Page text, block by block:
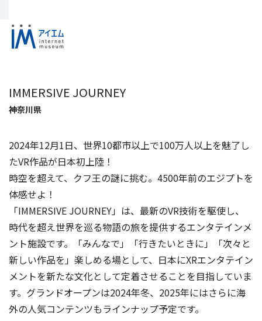
IMMERSIVE JOURNEY
神奈川県
2024年12月1日、世界10都市以上で100万人以上を魅了し
たVR作品が日本初上陸！
時空を超えて、クフ王の謎に挑む。4500年前のエジプトを
体感せよ！
「IMMERSIVE JOURNEY」は、最新のVR技術を駆使し、
時代を超え世界を巡る物語の旅を提供するエンタテインメ
ント施設です。「みんなで」「行きたいときに」「次々と
新しい作品を」楽しめる場として、日本にXRエンタテイン
メントを新たな文化として定着させることを目指していま
す。グランドオープンは2024年冬、2025年にはさらに海
外の人気コンテンツもラインナップ予定です。